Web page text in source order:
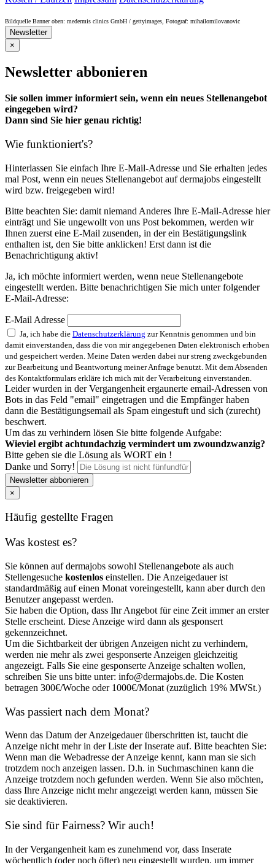
Bildquelle Banner oben: medermis clinics GmbH / gettyimages, Fotograf: mihailomilovanovic
Newsletter
×
Newsletter abbonieren
Sie sollen immer informiert sein, wenn ein neues Stellenangebot
eingegeben wird?
Dann sind Sie hier genau richtig!
Wie funktioniert's?
Hinterlassen Sie einfach Ihre E-Mail-Adresse und Sie erhalten jedes
mal Post, wenn ein neues Stellenangebot auf dermajobs eingestellt
wird bzw. freigegeben wird!
Bitte beachten Sie: damit niemand Anderes Ihre E-Mail-Adresse hier
einträgt und Sie ungewollt von uns Post bekommen, werden wir
Ihnen zuerst eine E-Mail zusenden, in der ein Bestätigungslink
enthalten ist, den Sie bitte anklicken! Erst dann ist die
Benachrichtigung aktiv!
Ja, ich möchte informiert werden, wenn neue Stellenangebote
eingestellt werden. Bitte benachrichtigen Sie mich unter folgender
E-Mail-Adresse:
E-Mail Adresse
Ja, ich habe die Datenschutzerklärung zur Kenntnis genommen und bin
damit einverstanden, dass die von mir angegebenen Daten elektronisch erhoben
und gespeichert werden. Meine Daten werden dabei nur streng zweckgebunden
zur Bearbeitung und Beantwortung meiner Anfrage benutzt. Mit dem Absenden
des Kontaktformulars erkläre ich mich mit der Verarbeitung einverstanden.
Leider wurden in der Vergangenheit ergaunerte email-Adressen von
Bots in das Feld "email" eingetragen und die Empfänger haben
dann die Bestätigungsemail als Spam eingestuft und sich (zurecht)
beschwert.
Um das zu verhindern lösen Sie bitte folgende Aufgabe:
Wieviel ergibt achtundachzig vermindert um zwoundzwanzig?
Bitte geben sie die Lösung als WORT ein !
Danke und Sorry!
Newsletter abbonieren
×
Häufig gestellte Fragen
Was kostest es?
Sie können auf dermajobs sowohl Stellenangebote als auch
Stellengesuche kostenlos einstellen. Die Anzeigedauer ist
standardmäßig auf einen Monat voreingestellt, kann aber durch den
Benutzer angepasst werden.
Sie haben die Option, dass Ihr Angebot für eine Zeit immer an erster
Stelle erscheint. Diese Anzeige wird dann als gesponsert
gekennzeichnet.
Um die Sichtbarkeit der übrigen Anzeigen nicht zu verhindern,
werden nie mehr als zwei gesponserte Anzeigen gleichzeitig
angezeigt. Falls Sie eine gesponserte Anzeige schalten wollen,
schreiben Sie uns bitte unter: info@dermajobs.de. Die Kosten
betragen 300€/Woche oder 1000€/Monat (zuzüglich 19% MWSt.)
Was passiert nach dem Monat?
Wenn das Datum der Anzeigedauer überschritten ist, taucht die
Anzeige nicht mehr in der Liste der Inserate auf. Bitte beachten Sie:
Wenn man die Webadresse der Anzeige kennt, kann man sie sich
trotzdem noch anzeigen lassen. D.h. in Suchmaschinen kann die
Anzeige trotzdem noch gefunden werden. Wenn Sie also möchten,
dass Ihre Anzeige nicht mehr angezeigt werden kann, müssen Sie
sie deaktivieren.
Sie sind für Fairness? Wir auch!
In der Vergangenheit kam es zunehmend vor, dass Inserate
wöchentlich (oder noch öfter) neu eingestellt wurden, um immer